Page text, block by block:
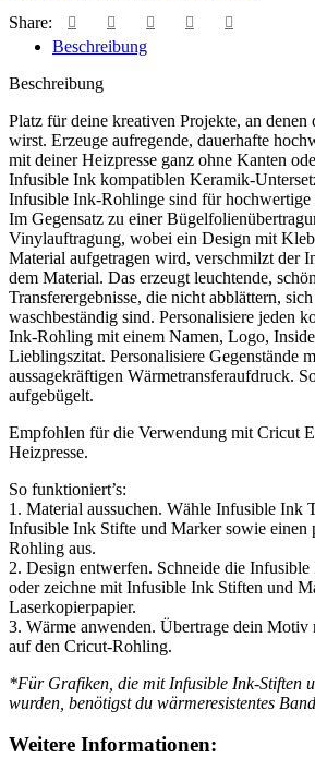
Share:
Beschreibung
Beschreibung
Platz für deine kreativen Projekte, an denen
wirst. Erzeuge aufregende, dauerhafte
mit deiner Heizpresse ganz ohne Kanten
Infusible Ink kompatiblen Keramik-
Infusible Ink-Rohlinge sind für hochwertige
Im Gegensatz zu einer
Vinylauftragung, wobei ein Design mit
Material aufgetragen wird, verschmilzt der
dem Material. Das erzeugt leuchtende,
Transferergebnisse, die nicht abblättern,
waschbeständig sind. Personalisiere jeden
Ink-Rohling mit einem Namen, Logo,
Lieblingszitat. Personalisiere Gegenstände
aussagekräftigen Wärmetransferaufdruck.
aufgebügelt.
Empfohlen für die Verwendung mit Cricut
Heizpresse.
So funktioniert’s:
1. Material aussuchen. Wähle Infusible Ink
Infusible Ink Stifte und Marker sowie einen
Rohling aus.
2. Design entwerfen. Schneide die
oder zeichne mit Infusible Ink Stiften und
Laserkopierpapier.
3. Wärme anwenden. Übertrage dein Motiv
auf den Cricut-Rohling.
*Für Grafiken, die mit Infusible Ink-Stiften
wurden, benötigst du wärmeresistentes
Weitere Informationen: